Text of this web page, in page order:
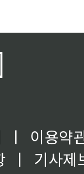
ㅣ
이용약
ㅣ
기사제